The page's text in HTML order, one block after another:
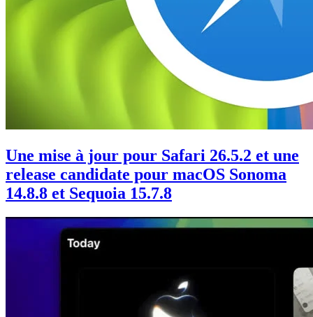
Une mise à jour pour Safari 26.5.2 et une
release candidate pour macOS Sonoma
14.8.8 et Sequoia 15.7.8